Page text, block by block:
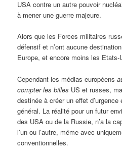
USA contre un autre pouvoir
à mener une guerre majeure.
Alors que les Forces militaires
défensif et n’ont aucune
Europe, et encore moins les Etats-
Cependant les médias européens
compter les billes US et russes,
destinée à créer un effet
général. La réalité pour un futur
des USA ou de la Russie, n’a la
l’un ou l’autre, même avec
conventionnelles.